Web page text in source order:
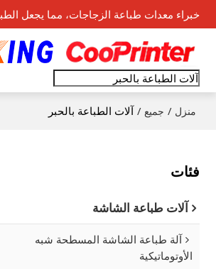
خبراء معدات طباعة الزجاجات، مما يجعل
منزل / جميع / آلات الطباعة بالحبر
فئات
آلات طباعة الشاشة
آلة طباعة الشاشة المسطحة شبه
الأوتوماتيكية